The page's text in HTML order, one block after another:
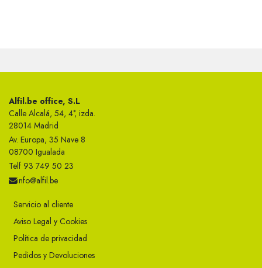
Alfil.be office, S.L
Calle Alcalá, 54, 4°, izda.
28014 Madrid
Av. Europa, 35 Nave 8
08700 Igualada
Telf 93 749 50 23
info@alfil.be
Servicio al cliente
Aviso Legal y Cookies
Política de privacidad
Pedidos y Devoluciones